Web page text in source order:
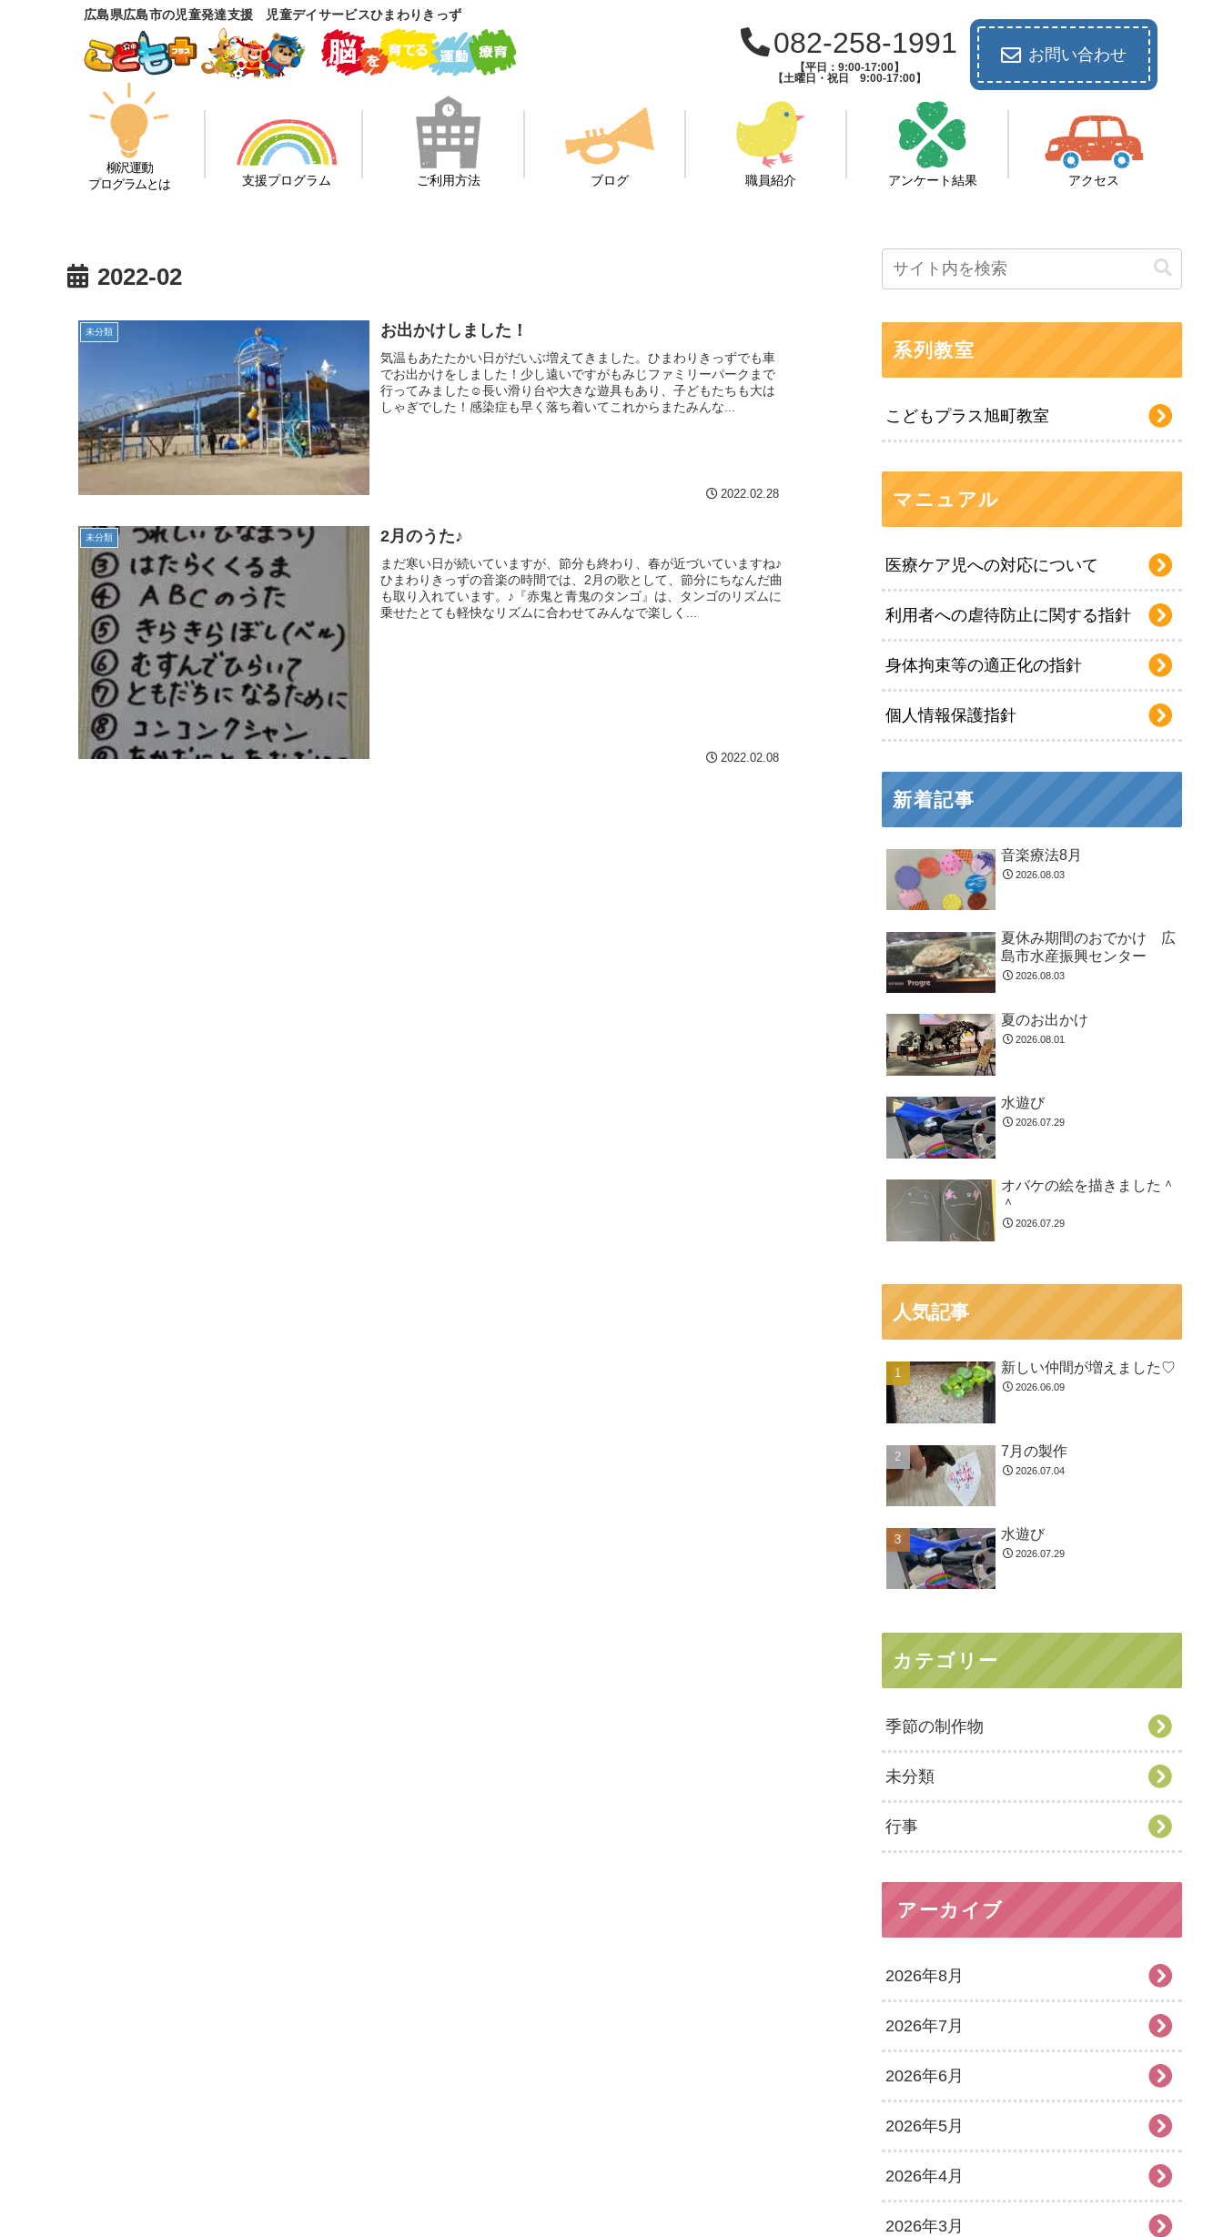
広島県広島市の児童発達支援 児童デイサービスひまわりきっず
082-258-1991
【平日：9:00-17:00】
【土曜日・祝日 9:00-17:00】
お問い合わせ
柳沢運動
プログラムとは
支援プログラム ご利用方法 ブログ 職員紹介 アンケート結果 アクセス
2022-02
未分類 お出かけしました！
気温もあたたかい日がだいぶ増えてきました。ひまわりきっずでも車
でお出かけをしました！少し遠いですがもみじファミリーパークまで
行ってみました☺長い滑り台や大きな遊具もあり、子どもたちも大は
しゃぎでした！感染症も早く落ち着いてこれからまたみんな...
2022.02.28
未分類 2月のうた♪
まだ寒い日が続いていますが、節分も終わり、春が近づいていますね♪
ひまわりきっずの音楽の時間では、2月の歌として、節分にちなんだ曲
も取り入れています。♪『赤鬼と青鬼のタンゴ』は、タンゴのリズムに
乗せたとても軽快なリズムに合わせてみんなで楽しく...
2022.02.08
系列教室
こどもプラス旭町教室
マニュアル
医療ケア児への対応について
利用者への虐待防止に関する指針
身体拘束等の適正化の指針
個人情報保護指針
新着記事
音楽療法8月
2026.08.03
夏休み期間のおでかけ 広
島市水産振興センター
2026.08.03
夏のお出かけ
2026.08.01
水遊び
2026.07.29
オバケの絵を描きました＾
＾
2026.07.29
人気記事
新しい仲間が増えました♡
2026.06.09
7月の製作
2026.07.04
水遊び
2026.07.29
カテゴリー
季節の制作物
未分類
行事
アーカイブ
2026年8月
2026年7月
2026年6月
2026年5月
2026年4月
2026年3月